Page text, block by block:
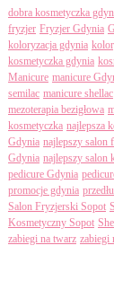
dobra kosmetyczka
fryzjer Fryzjer Gdynia
koloryzacja gdynia
kosmetyczka gdynia
Manicure manicure
semilac manicure shellac
mezoterapia bezigłowa
kosmetyczka najlepsza
Gdynia najlepszy salon
Gdynia najlepszy salon
pedicure Gdynia
promocje gdynia
Salon Fryzjerski Sopot
Kosmetyczny Sopot
zabiegi na twarz zabiegi